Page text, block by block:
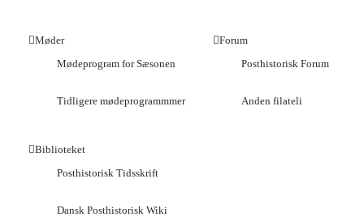
Møder
Mødeprogram for Sæsonen
Tidligere mødeprogrammmer
Forum
Posthistorisk Forum
Anden filateli
Biblioteket
Posthistorisk Tidsskrift
Dansk Posthistorisk Wiki